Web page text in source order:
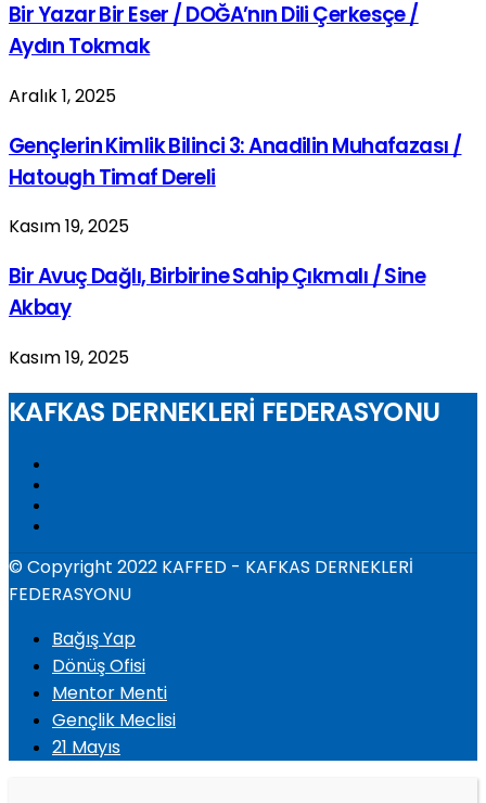
Bir Yazar Bir Eser / DOĞA’nın Dili Çerkesçe /
Aydın Tokmak
Aralık 1, 2025
Gençlerin Kimlik Bilinci 3: Anadilin Muhafazası /
Hatough Timaf Dereli
Kasım 19, 2025
Bir Avuç Dağlı, Birbirine Sahip Çıkmalı / Sine
Akbay
Kasım 19, 2025
KAFKAS DERNEKLERİ FEDERASYONU
© Copyright 2022 KAFFED - KAFKAS DERNEKLERİ
FEDERASYONU
Bağış Yap
Dönüş Ofisi
Mentor Menti
Gençlik Meclisi
21 Mayıs